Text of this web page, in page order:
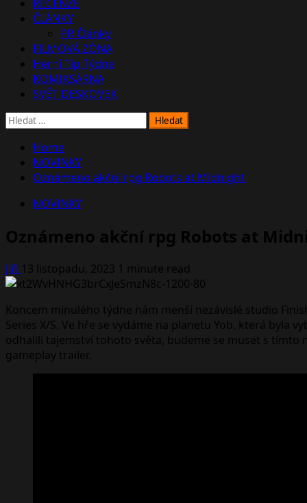
RECENZE
ČLÁNKY
PR Články
FILMOVÁ ZÓNA
Herní Tip Týdne
KOMIKSÁRNA
SVĚT DESKOVEK
Vyhledávání
Home
NOVINKY
Oznámeno akční rpg Robots at Midnight
NOVINKY
Oznámeno akční rpg Robots at
Jiří 13 listopadu, 2023 1 minute read
Koncem minulého týdne nám menší nezávislé studio
Series X/S. Ve hře se vydáme na planetu Yob, která byla
odhalili tajemství tohoto světa, budeme se muset s
gameplay trailer.